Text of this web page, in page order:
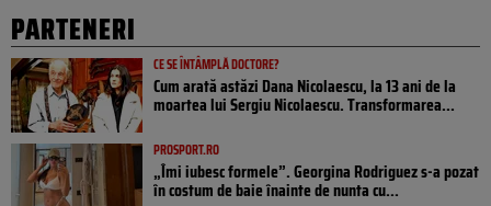
PARTENERI
CE SE ÎNTÂMPLĂ DOCTORE?
Cum arată astăzi Dana Nicolaescu, la 13 ani de la
moartea lui Sergiu Nicolaescu. Transformarea...
PROSPORT.RO
„Îmi iubesc formele”. Georgina Rodriguez s-a pozat
în costum de baie înainte de nunta cu...